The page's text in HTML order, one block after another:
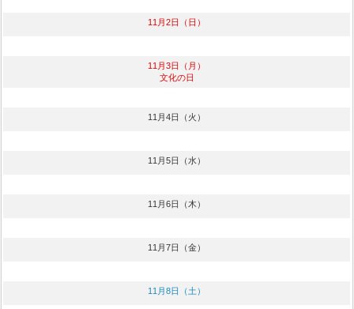
11月2日（日）
11月3日（月）
文化の日
11月4日（火）
11月5日（水）
11月6日（木）
11月7日（金）
11月8日（土）